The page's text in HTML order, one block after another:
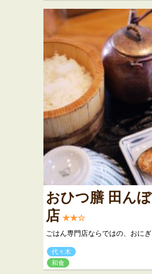
おひつ膳 田ん
店 ★★☆
ごはん専門店ならではの、おに
代々木
和食